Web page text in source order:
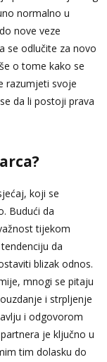
normalno u
nove veze
se odlučite za novo
o tome kako se
razumjeti svoje
da li postoji prava
koji se
Budući da
tijekom
da
blizak odnos.
mnogi se pitaju
i strpljenje
i odgovorom
je ključno u
tim dolasku do